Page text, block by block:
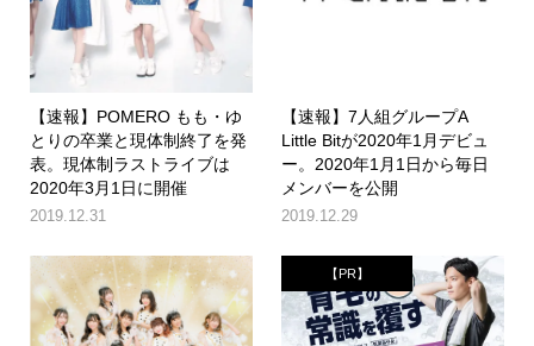
【速報】POMERO もも・ゆ
とりの卒業と現体制終了を発
表。現体制ラストライブは
2020年3月1日に開催
2019.12.31
【速報】7人組グループA
Little Bitが2020年1月デビュ
ー。2020年1月1日から毎日
メンバーを公開
2019.12.29
【PR】